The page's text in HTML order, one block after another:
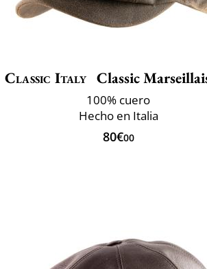
Classic Italy Classic Marseillaise
100% cuero
Hecho en Italia
80€00